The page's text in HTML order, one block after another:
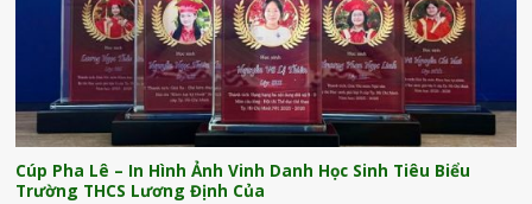
Cúp Pha Lê – In Hình Ảnh Vinh Danh Học Sinh Tiêu Biểu
Trường THCS Lương Định Của